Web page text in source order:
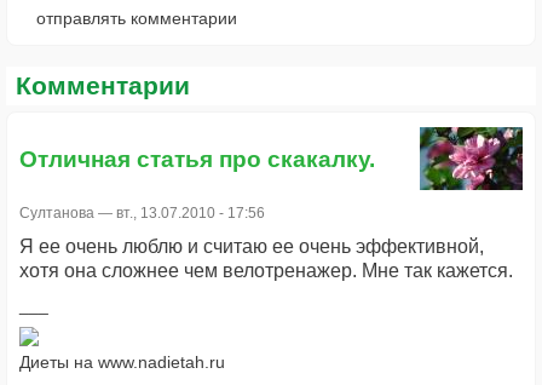
отправлять комментарии
Комментарии
Отличная статья про скакалку.
Султанова — вт., 13.07.2010 - 17:56
Я ее очень люблю и считаю ее очень эффективной,
хотя она сложнее чем велотренажер. Мне так кажется.
Диеты на www.nadietah.ru